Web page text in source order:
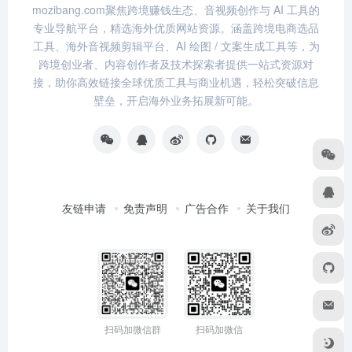
mozibang.com聚焦跨境赚钱生态、音视频创作与 AI 工具的
专业导航平台，精选海外优质网站资源。涵盖跨境电商选品
工具、海外音视频剪辑平台、AI 绘图 / 文案生成工具等，为
跨境创业者、内容创作者及技术探索者提供一站式资源对
接，助你高效链接全球优质工具与商业机遇，轻松突破信息
壁垒，开启海外业务拓展新可能。
友链申请 免责声明 广告合作 关于我们
扫码加微信群 扫码加微信